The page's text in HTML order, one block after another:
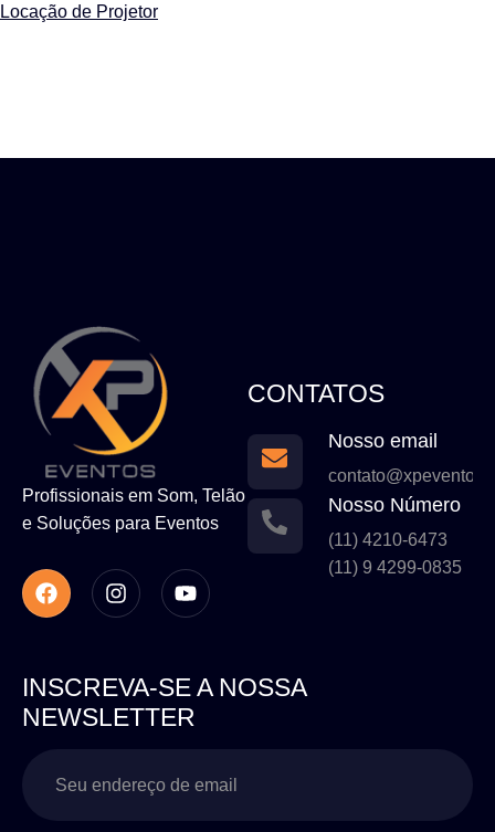
Locação de Projetor
Profissionais em Som, Telão
e Soluções para Eventos
CONTATOS
Nosso email
Nosso Número
(11) 4210-6473
(11) 9 4299-0835
INSCREVA-SE A NOSSA
NEWSLETTER